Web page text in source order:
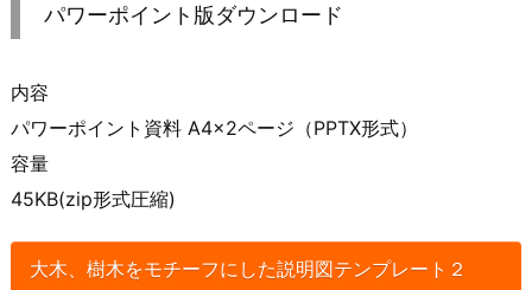
パワーポイント版ダウンロード
内容
パワーポイント資料 A4×2ページ（PPTX形式）
容量
45KB(zip形式圧縮)
大木、樹木をモチーフにした説明図テンプレート２